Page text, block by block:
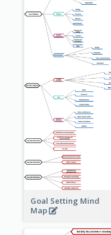
Goal Setting Mind
Map